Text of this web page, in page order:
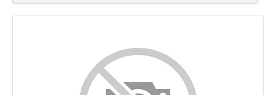
Zurück zum Seitenanfang
Suchbegriffe